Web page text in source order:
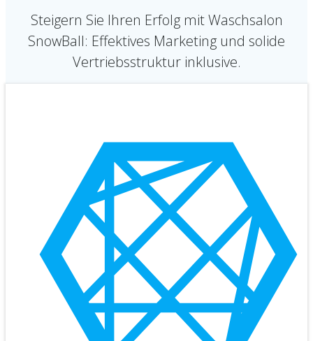
Steigern Sie Ihren Erfolg mit Waschsalon
SnowBall: Effektives Marketing und solide
Vertriebsstruktur inklusive.